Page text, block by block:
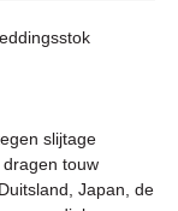
slijtage
touw
Japan, de